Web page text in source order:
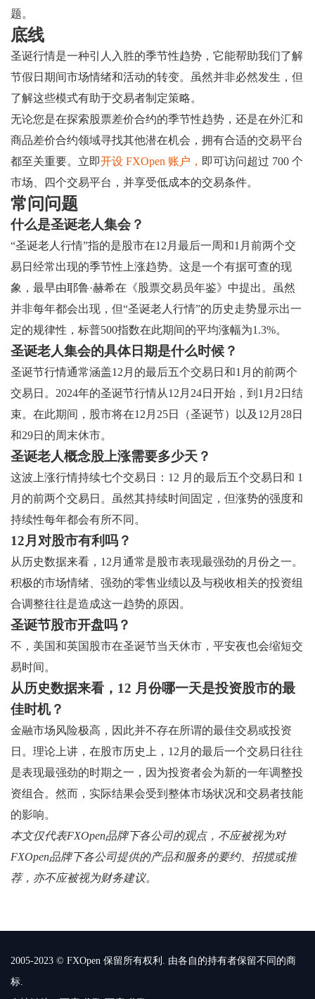
题。
底线
圣诞行情是一种引人入胜的季节性趋势，它能帮助我们了解
节假日期间市场情绪和活动的转变。虽然并非必然发生，但
了解这些模式有助于交易者制定策略。
无论您是在探索股票差价合约的季节性趋势，还是在外汇和
商品差价合约领域寻找其他潜在机会，拥有合适的交易平台
都至关重要。立即开设 FXOpen 账户， 即可访问超过 700 个
市场、四个交易平台，并享受低成本的交易条件。
常问问题
什么是圣诞老人集会？
“圣诞老人行情”指的是股市在12月最后一周和1月前两个交
易日经常出现的季节性上涨趋势。这是一个有据可查的现
象，最早由耶鲁·赫希在《股票交易员年鉴》中提出。虽然
并非每年都会出现，但“圣诞老人行情”的历史走势显示出一
定的规律性，标普500指数在此期间的平均涨幅为1.3%。
圣诞老人集会的具体日期是什么时候？
圣诞节行情通常涵盖12月的最后五个交易日和1月的前两个
交易日。2024年的圣诞节行情从12月24日开始，到1月2日结
束。在此期间，股市将在12月25日（圣诞节）以及12月28日
和29日的周末休市。
圣诞老人概念股上涨需要多少天？
这波上涨行情持续七个交易日：12 月的最后五个交易日和 1
月的前两个交易日。虽然其持续时间固定，但涨势的强度和
持续性每年都会有所不同。
12月对股市有利吗？
从历史数据来看，12月通常是股市表现最强劲的月份之一。
积极的市场情绪、强劲的零售业绩以及与税收相关的投资组
合调整往往是造成这一趋势的原因。
圣诞节股市开盘吗？
不，美国和英国股市在圣诞节当天休市，平安夜也会缩短交
易时间。
从历史数据来看，12 月份哪一天是投资股市的最
佳时机？
金融市场风险极高，因此并不存在所谓的最佳交易或投资
日。理论上讲，在股市历史上，12月的最后一个交易日往往
是表现最强劲的时期之一，因为投资者会为新的一年调整投
资组合。然而，实际结果会受到整体市场状况和交易者技能
的影响。
本文仅代表FXOpen品牌下各公司的观点，不应被视为对
FXOpen品牌下各公司提供的产品和服务的要约、招揽或推
荐，亦不应被视为财务建议。
2005-2023 © FXOpen 保留所有权利. 由各自的持有者保留不同的商
标.